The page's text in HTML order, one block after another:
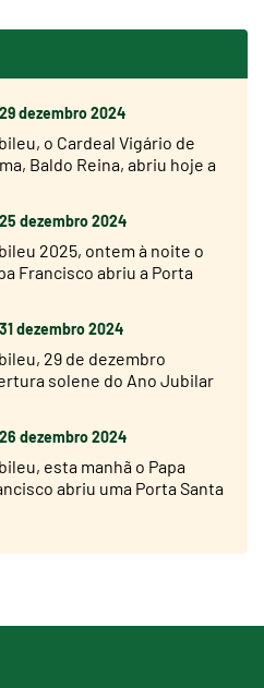
29 dezembro 2024
o Cardeal Vigário de
Baldo Reina, abriu hoje a
25 dezembro 2024
2025, ontem à noite o
Francisco abriu a Porta
31 dezembro 2024
29 de dezembro
solene do Ano Jubilar
26 dezembro 2024
esta manhã o Papa
abriu uma Porta Santa